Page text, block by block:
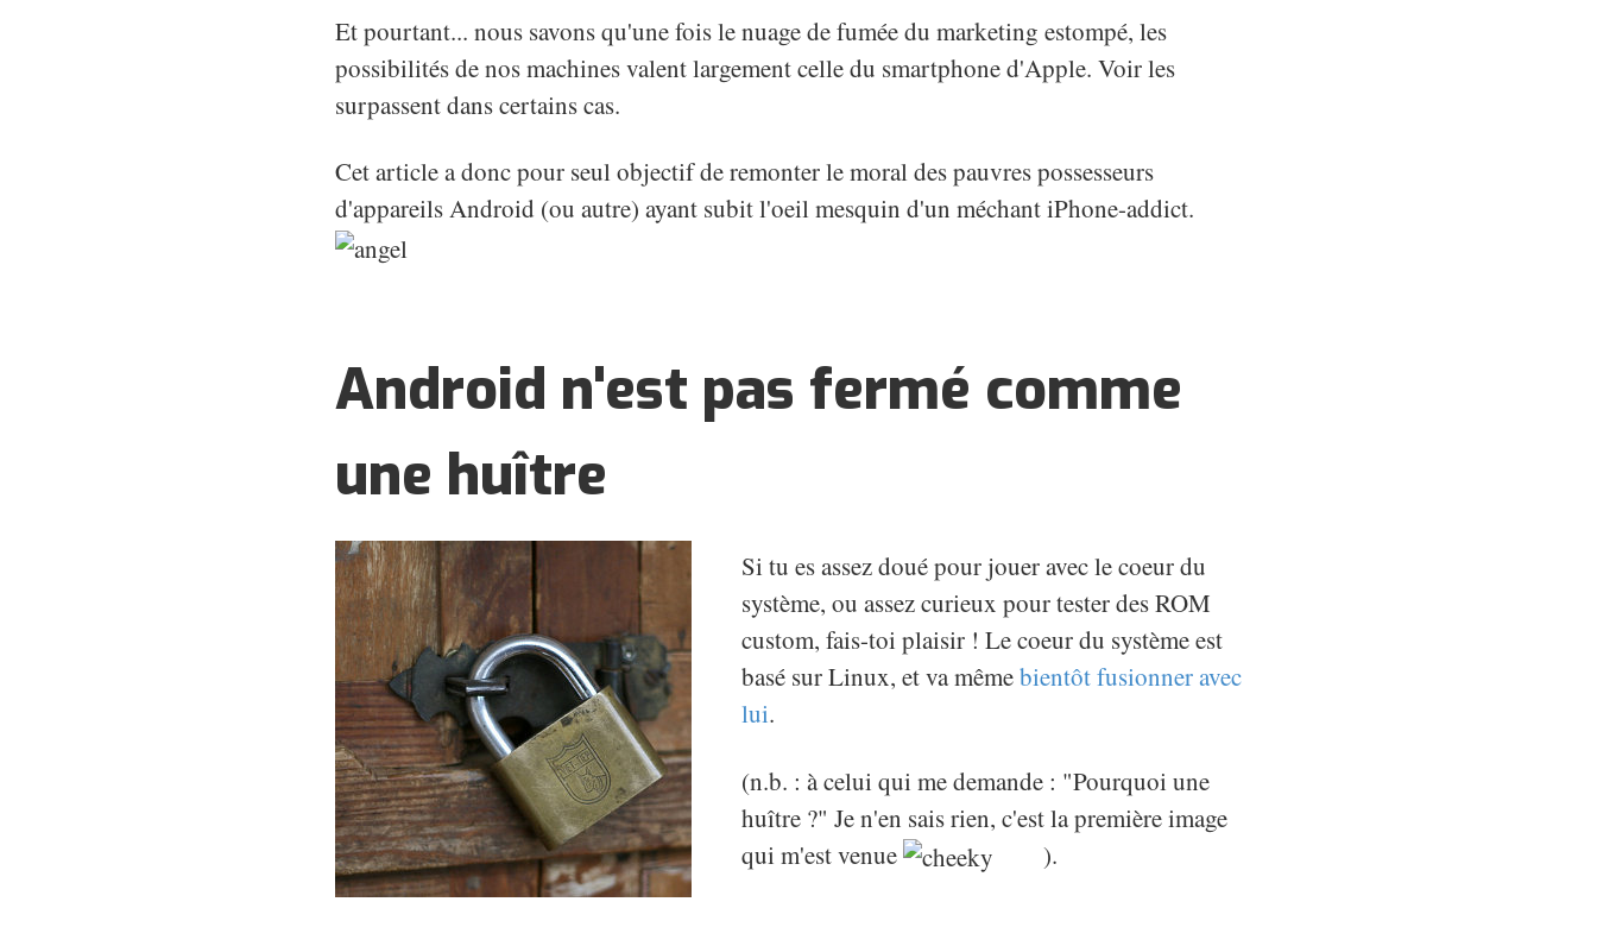
Et pourtant... nous savons qu'une fois le nuage de fumée du marketing estompé, les
possibilités de nos machines valent largement celle du smartphone d'Apple. Voir les
surpassent dans certains cas.
Cet article a donc pour seul objectif de remonter le moral des pauvres possesseurs
d'appareils Android (ou autre) ayant subit l'oeil mesquin d'un méchant iPhone-addict.
Android n'est pas fermé comme
une huître
Si tu es assez doué pour jouer avec le coeur du
système, ou assez curieux pour tester des ROM
custom, fais-toi plaisir ! Le coeur du système est
basé sur Linux, et va mêmebientôt fusionner avec
lui.
(n.b. : à celui qui me demande : "Pourquoi une
huître ?" Je n'en sais rien, c'est la première image
qui m'est venue
).